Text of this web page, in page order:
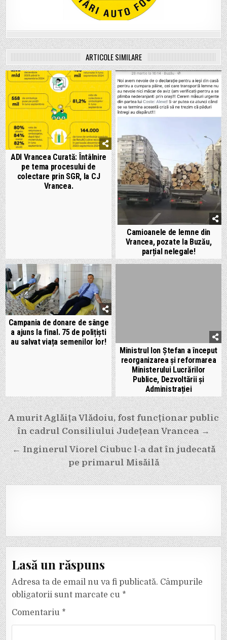
ARTICOLE SIMILARE
ADI Vrancea Curată: Întâlnire
pe tema procesului de
colectare prin SGR, la CJ
Vrancea.
Camioanele de lemne din
Vrancea, pozate la Buzău,
parțial nelegale!
Campania de donare de sânge
a ajuns la final. 75 de polițiști
au salvat viața semenilor lor!
Ministrul Ion Ștefan a început
reorganizarea și reformarea
Ministerului Lucrărilor
Publice, Dezvoltării și
Administrației
Navigare
în
articole
A murit Aglăița Vlădoiu, fost funcționar public
în cadrul Consiliului Județean Vrancea →
← Inginerul Viorel Ciubuc l-a dat în judecată
pe primarul Misăilă
Lasă un răspuns
Adresa ta de email nu va fi publicată. Câmpurile
obligatorii sunt marcate cu *
Comentariu *